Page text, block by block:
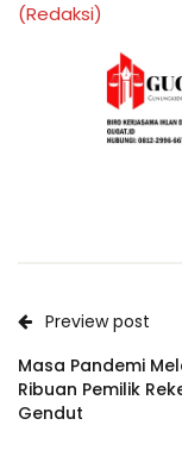
(Redaksi)
Preview post
Masa Pandemi
Ribuan Pemilik
Gendut